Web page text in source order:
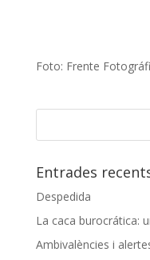
Foto: Frente
Entrades
Despedida
La caca burocrática:
Ambivalències i